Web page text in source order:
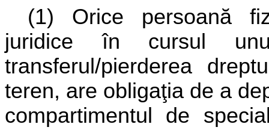
(1) Orice persoană
juridice în cursul
transferul/pierderea
teren, are obligaţia de a
compartimentul de